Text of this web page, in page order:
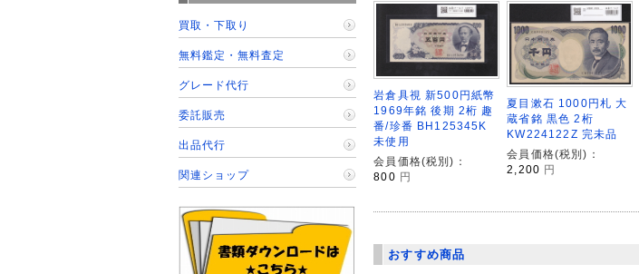
岩倉具視 新500円紙幣
1969年銘 後期 2桁 趣
番/珍番 BH125345K
未使用
会員価格(税別)：
800 円
夏目漱石 1000円札 大
蔵省銘 黒色 2桁
KW224122Z 完未品
会員価格(税別)：
2,200 円
おすすめ商品
買取・下取り
無料鑑定・無料査定
グレード代行
委託販売
出品代行
関連ショップ